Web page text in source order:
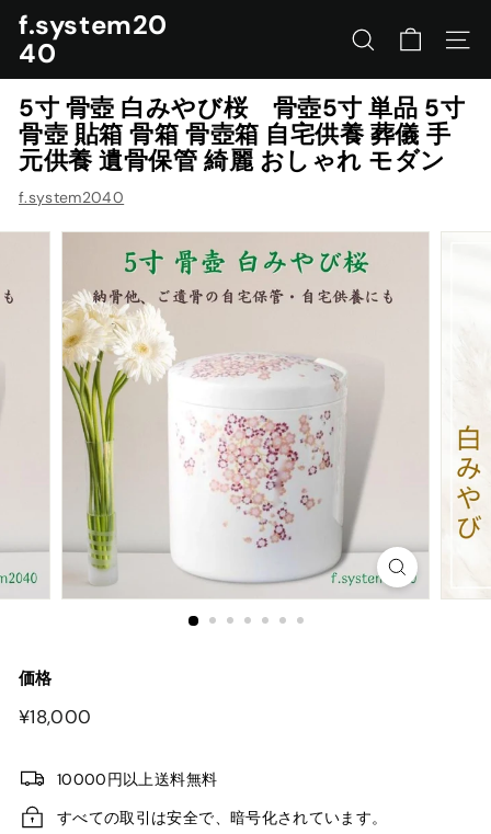
ン
プ
f.system20
40
サイトを検索する
ナビ
5寸 骨壺 白みやび桜 骨壺5寸 単品 5寸
骨壺 貼箱 骨箱 骨壺箱 自宅供養 葬儀 手
元供養 遺骨保管 綺麗 おしゃれ モダン
f.system2040
価格
¥18,000
10000円以上送料無料
すべての取引は安全で、暗号化されています。